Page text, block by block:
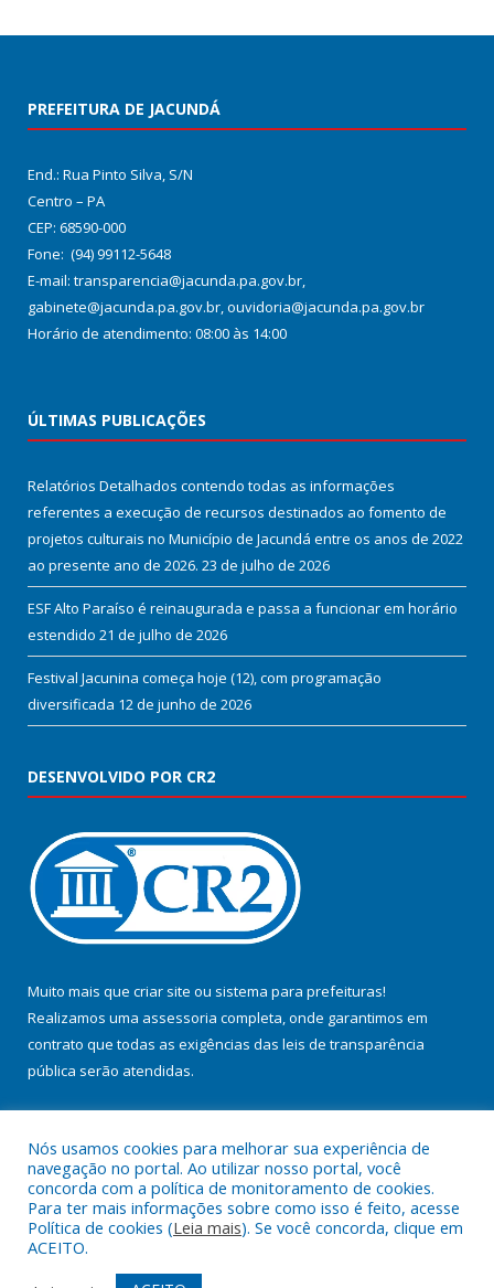
PREFEITURA DE JACUNDÁ
End.: Rua Pinto Silva, S/N
Centro – PA
CEP: 68590-000
Fone: (94) 99112-5648
E-mail: transparencia@jacunda.pa.gov.br,
gabinete@jacunda.pa.gov.br, ouvidoria@jacunda.pa.gov.br
Horário de atendimento: 08:00 às 14:00
ÚLTIMAS PUBLICAÇÕES
Relatórios Detalhados contendo todas as informações
referentes a execução de recursos destinados ao fomento de
projetos culturais no Município de Jacundá entre os anos de 2022
ao presente ano de 2026. 23 de julho de 2026
ESF Alto Paraíso é reinaugurada e passa a funcionar em horário
estendido 21 de julho de 2026
Festival Jacunina começa hoje (12), com programação
diversificada 12 de junho de 2026
DESENVOLVIDO POR CR2
Muito mais que criar site ou sistema para prefeituras!
Realizamos uma assessoria completa, onde garantimos em
contrato que todas as exigências das leis de transparência
pública serão atendidas.
Todos os direitos reservados a Prefeitura Municipal de Jacundá.
Nós usamos cookies para melhorar sua experiência de
navegação no portal. Ao utilizar nosso portal, você
concorda com a política de monitoramento de cookies.
Para ter mais informações sobre como isso é feito, acesse
Política de cookies (Leia mais). Se você concorda, clique em
ACEITO.